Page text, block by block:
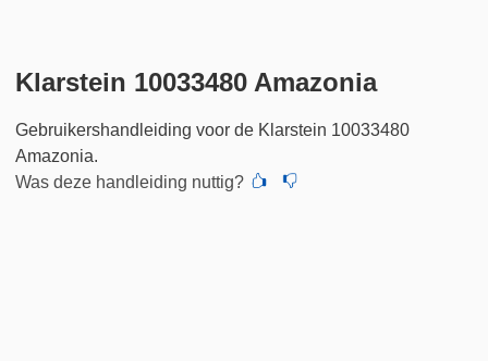
Klarstein 10033480 Amazonia
Gebruikershandleiding voor de Klarstein 10033480
Amazonia.
Was deze handleiding nuttig?